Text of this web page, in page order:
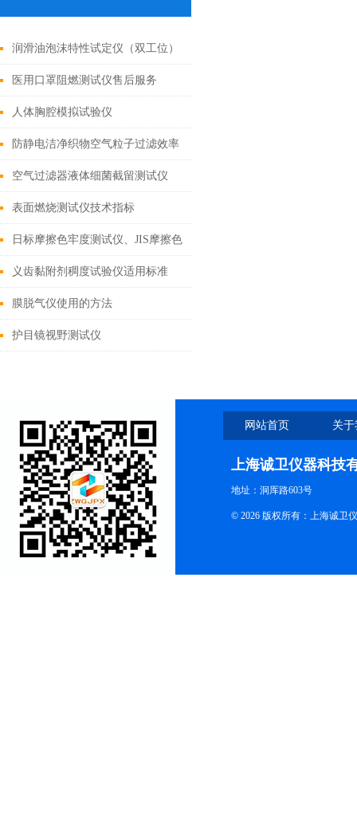
润滑油泡沫特性试定仪（双工位）
医用口罩阻燃测试仪售后服务
人体胸腔模拟试验仪
防静电洁净织物空气粒子过滤效率
测试仪测试原理
空气过滤器液体细菌截留测试仪
表面燃烧测试仪技术指标
日标摩擦色牢度测试仪、JIS摩擦色
牢度仪
义齿黏附剂稠度试验仪适用标准
膜脱气仪使用的方法
护目镜视野测试仪
网站首页 关
上海诚卫仪器科技
地址：洞厍路603号
© 2026 版权所有：上海诚卫